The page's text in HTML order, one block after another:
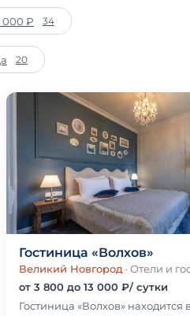
000 ₽ 34
20
Гостиница «Волхов»
Великий Новгород · Отели и
от 3 800 до 13 000 ₽/ сутки
Гостиница «Волхов» находится